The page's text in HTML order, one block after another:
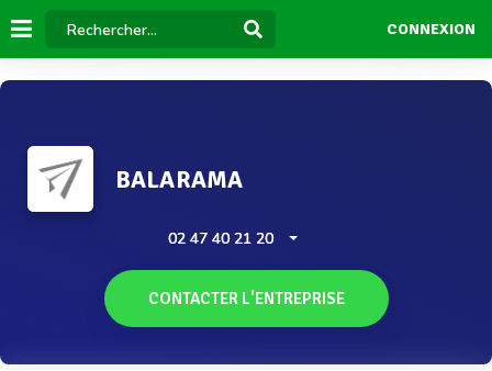
CONNEXION
BALARAMA
02 47 40 21 20
CONTACTER L'ENTREPRISE